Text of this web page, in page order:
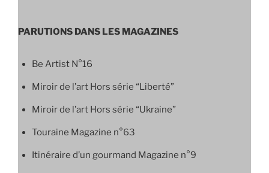
PARUTIONS DANS LES MAGAZINES
Be Artist N°16
Miroir de l’art Hors série “Liberté”
Miroir de l’art Hors série “Ukraine”
Touraine Magazine n°63
Itinéraire d’un gourmand Magazine n°9